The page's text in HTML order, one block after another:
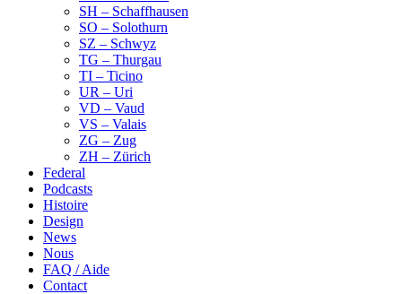
SH – Schaffhausen
SO – Solothurn
SZ – Schwyz
TG – Thurgau
TI – Ticino
UR – Uri
VD – Vaud
VS – Valais
ZG – Zug
ZH – Zürich
Federal
Podcasts
Histoire
Design
News
Nous
FAQ / Aide
Contact